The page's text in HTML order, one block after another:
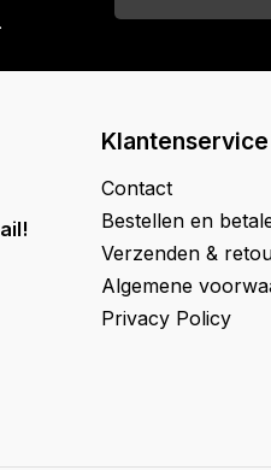
Klantenservice
Contact
Bestellen en
Verzenden &
Algemene
Privacy Policy